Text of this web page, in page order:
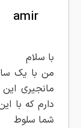
amir
با سلام
من با یک
مانجیری
دارم که با
شما سلوط